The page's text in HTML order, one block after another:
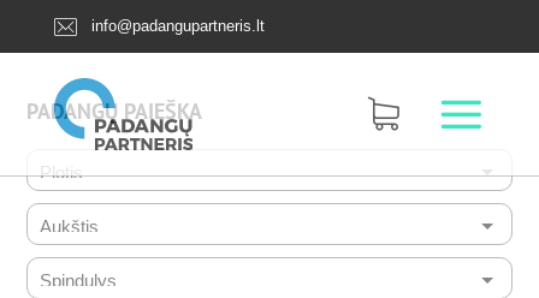
info@padangupartneris.lt
PADANGŲ PAIEŠKA